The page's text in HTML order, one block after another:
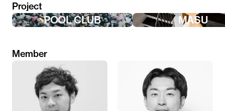
Project
POOL CLUB MASU
Member